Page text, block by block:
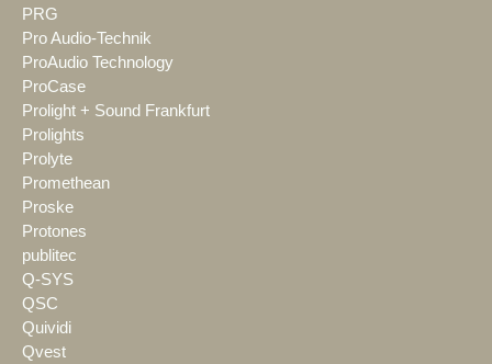
PRG
Pro Audio-Technik
ProAudio Technology
ProCase
Prolight + Sound Frankfurt
Prolights
Prolyte
Promethean
Proske
Protones
publitec
Q-SYS
QSC
Quividi
Qvest